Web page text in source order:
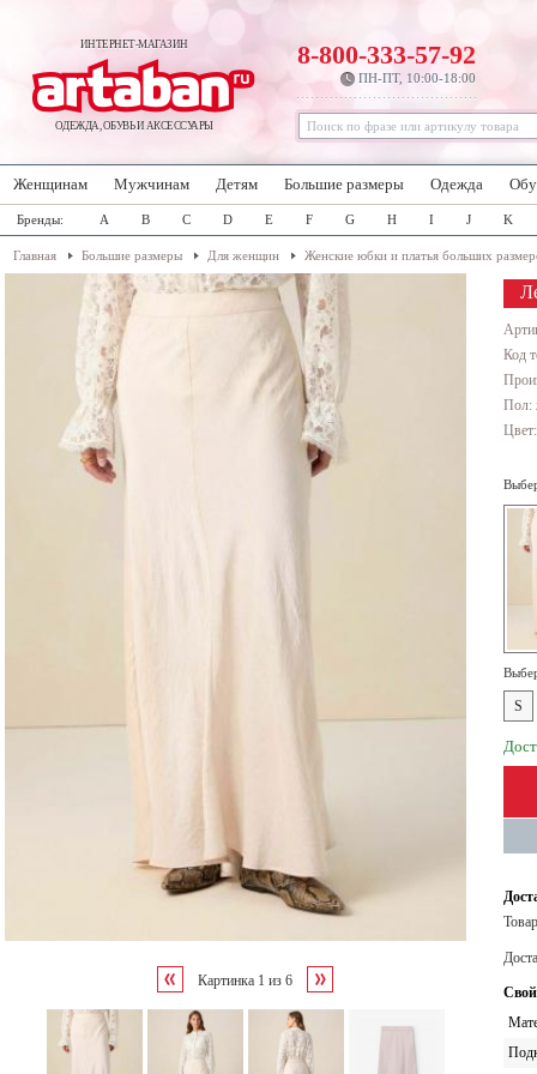
ИНТЕРНЕТ-МАГАЗИН
ОДЕЖДА, ОБУВЬ И АКСЕССУАРЫ
8-800-333-57-92
ПН-ПТ, 10:00-18:00
Женщинам Мужчинам Детям Большие размеры Одежда
Бренды: A B C D E F G H I J K
Главная Большие размеры Для женщин Женские юбки и платья больших
Картинка 1 из 6
Код
Пол:
S